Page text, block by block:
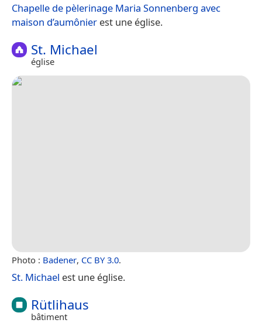
Chapelle de pèlerinage Maria Sonnenberg avec
maison d’aumônier est une église.
St. Michael
église
Photo : Badener, CC BY 3.0.
St. Michael est une église.
Rütlihaus
bâtiment